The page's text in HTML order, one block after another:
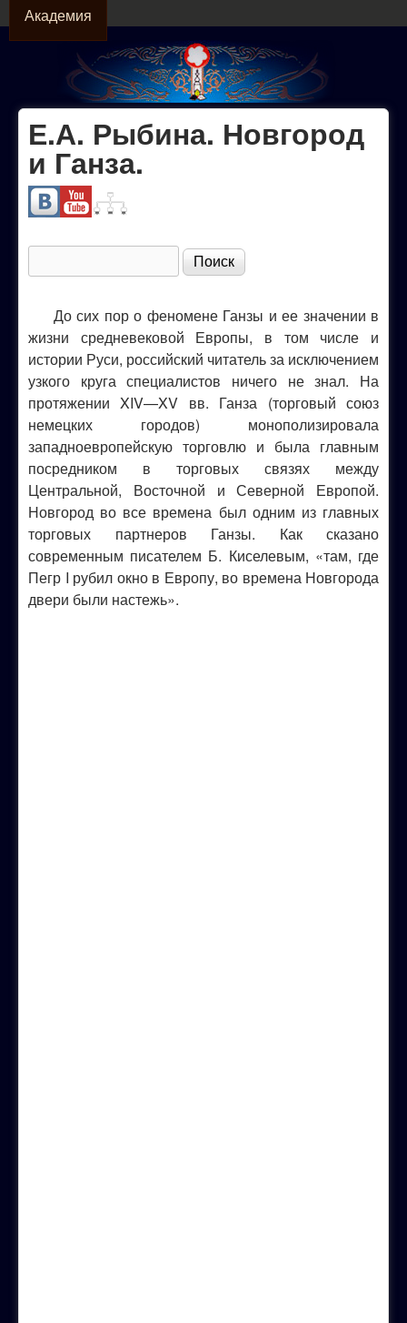
содержанию
АКАДЕМИЯ
Академия
Официальный
сайт МОО
"Академия
Собор"
Е.А. Рыбина. Новгород
и Ганза.
Форма поиска
До сих пор о феномене Ганзы и ее значении в
жизни средневековой Европы, в том числе и
истории Руси, российский читатель за исключением
узкого круга специалистов ничего не знал. На
протяжении XIV—XV вв. Ганза (торговый союз
немецких городов) монополизировала
западноевропейскую торговлю и была главным
посредником в торговых связях между
Центральной, Восточной и Северной Европой.
Новгород во все времена был одним из главных
торговых партнеров Ганзы. Как сказано
современным писателем Б. Киселевым, «там, где
Пегр I рубил окно в Европу, во времена Новгорода
двери были настежь».